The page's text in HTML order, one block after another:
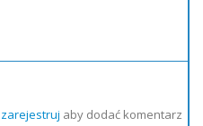
zarejestruj aby dodać komentarz